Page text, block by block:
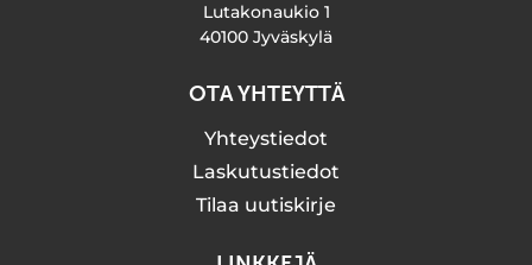
Lutakonaukio 1
40100 Jyväskylä
OTA YHTEYTTÄ
Yhteystiedot
Laskutustiedot
Tilaa uutiskirje